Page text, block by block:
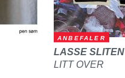
ANBEFALER
LASSE SLITEN
LITT OVER